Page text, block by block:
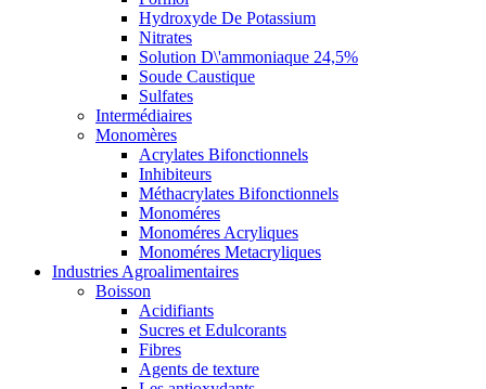
Hydroxyde De Potassium
Nitrates
Solution D\'ammoniaque 24,5%
Soude Caustique
Sulfates
Intermédiaires
Monomères
Acrylates Bifonctionnels
Inhibiteurs
Méthacrylates Bifonctionnels
Monoméres
Monoméres Acryliques
Monoméres Metacryliques
Industries Agroalimentaires
Boisson
Acidifiants
Sucres et Edulcorants
Fibres
Agents de texture